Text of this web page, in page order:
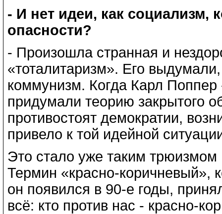
- И нет идеи, как социализм,
опасности?
- Произошла странная и
«тоталитаризм». Его
коммунизм. Когда Карл
придумали теорию закрытого
противостоят демократии,
привело к той идейной
Это стало уже таким трюизмом
Термин «красно-коричневый»,
он появился в 90-е годы,
всё: кто против нас - красно-